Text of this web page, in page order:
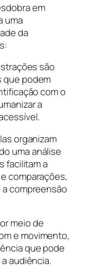
em
uma
da
são
que podem
com o
a
organizam
uma análise
facilitam a
comparações,
compreensão
meio de
e movimento,
que pode
audiência.